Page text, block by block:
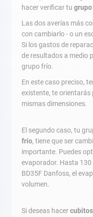
hacer verificar tu
Las dos averías más
con cambiarlo - o un
Si los gastos de
de resultados a medio
grupo frío.
En este caso preciso,
existente, te orientarás
mismas dimensiones.
El segundo caso, tu
frío, tiene que ser
importante. Puedes
evaporador. Hasta
BD35F Danfoss, el
volumen.
Si deseas hacer